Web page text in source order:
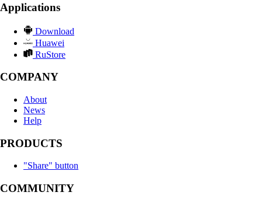
Applications
Download
Huawei
RuStore
COMPANY
About
News
Help
PRODUCTS
"Share" button
COMMUNITY